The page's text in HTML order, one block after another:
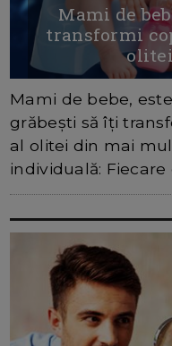
Mami de
transformi
Mami de bebe,
grăbești să îți
al olitei din mai
individuală: Fiecare